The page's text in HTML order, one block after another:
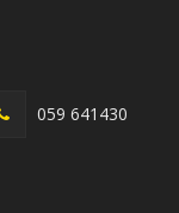
059 641430